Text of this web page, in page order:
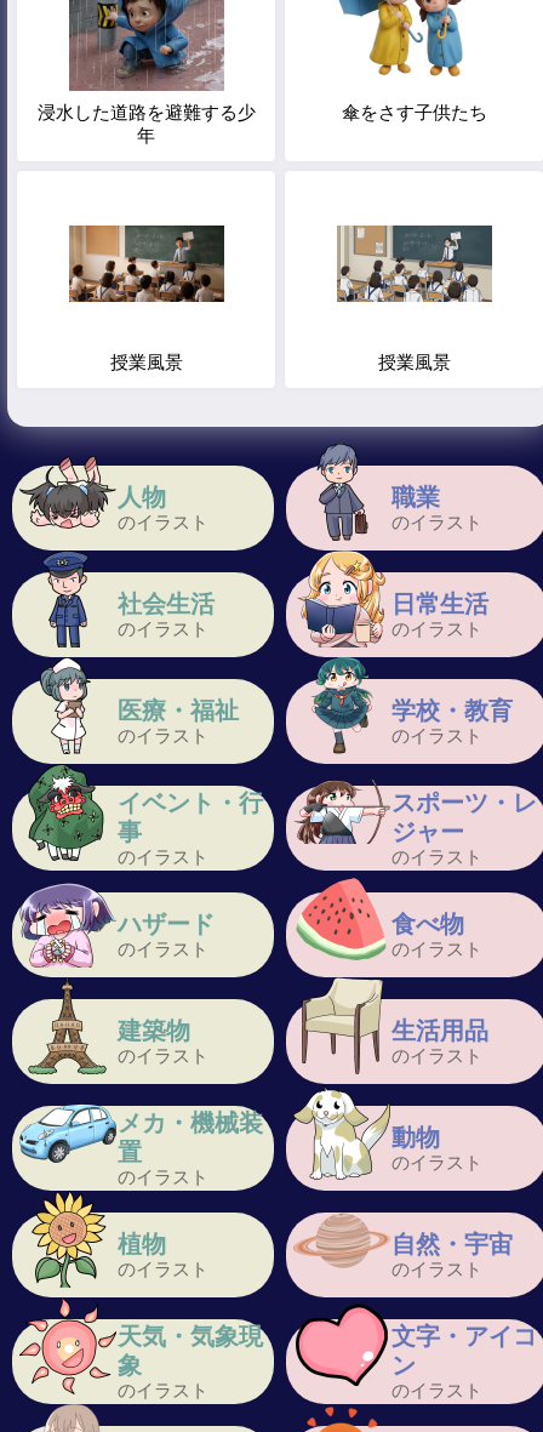
人物
のイラスト
職業
のイラスト
社会生活
のイラスト
日常生活
のイラスト
医療・福祉
のイラスト
学校・教育
のイラスト
イベント・行
事
のイラスト
スポーツ・レ
ジャー
のイラスト
ハザード
のイラスト
食べ物
のイラスト
建築物
のイラスト
生活用品
のイラスト
メカ・機械装
置
のイラスト
動物
のイラスト
植物
のイラスト
自然・宇宙
のイラスト
天気・気象現
象
のイラスト
文字・アイコ
ン
のイラスト
浸水した道路を避難する少
年
傘をさす子供たち
授業風景 授業風景